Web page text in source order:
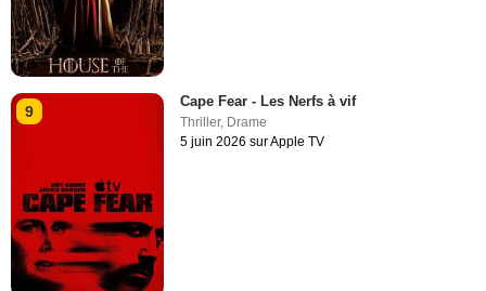
9
Cape Fear - Les Nerfs à vif
Thriller, Drame
5 juin 2026 sur Apple TV